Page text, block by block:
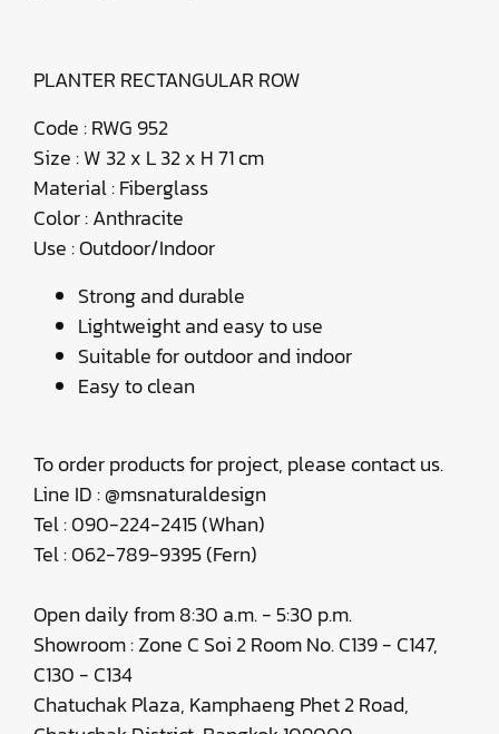
PLANTER RECTANGULAR ROW
Code : RWG 952
Size : W 32 x L 32 x H 71 cm
Material : Fiberglass
Color : Anthracite
Use : Outdoor/Indoor
Strong and durable
Lightweight and easy to use
Suitable for outdoor and indoor
Easy to clean
To order products for project, please contact us.
Line ID : @msnaturaldesign
Tel : 090-224-2415 (Whan)
Tel : 062-789-9395 (Fern)
Open daily from 8:30 a.m. - 5:30 p.m.
Showroom : Zone C Soi 2 Room No. C139 - C147,
C130 - C134
Chatuchak Plaza, Kamphaeng Phet 2 Road,